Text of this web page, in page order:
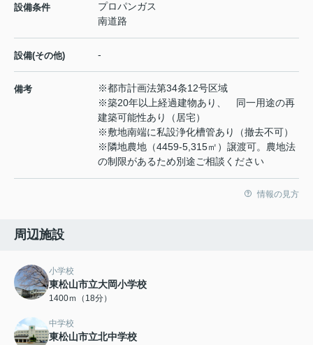
設備条件
プロパンガス
南道路
設備(その他) -
備考
※都市計画法第34条12号区域
※築20年以上経過建物あり、 同一用途の再
建築可能性あり（居宅）
※敷地南端に私設浄化槽管あり（撤去不可）
※隣地農地（4459-5,315㎡）譲渡可。農地法
の制限があるため別途ご相談ください
情報の見方
周辺施設
小学校
東松山市立大岡小学校
1400ｍ（18分）
中学校
東松山市立北中学校